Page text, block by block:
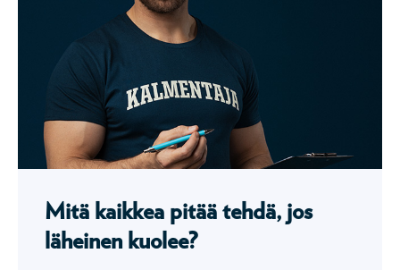
Mitä kaikkea pitää tehdä, jos
läheinen kuolee?